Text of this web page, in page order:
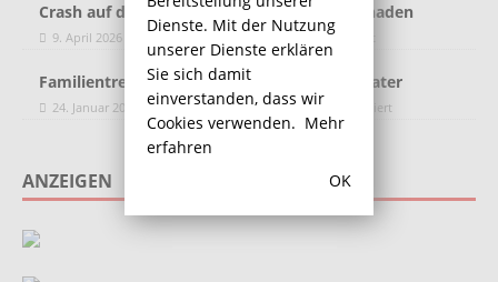
Crash auf der A2: Mit Glück nur ein Totalschaden
9. April 2026 Kommentare deaktiviert
Familientreffen vor Gericht: Buße für den Vater
24. Januar 2024 Redaktion Kommentare deaktiviert
ANZEIGEN
Dienste. Mit der Nutzung
unserer Dienste erklären
Sie sich damit
einverstanden, dass wir
Cookies verwenden. Mehr
erfahren
OK